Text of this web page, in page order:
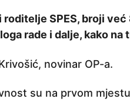
roditelje SPES, broji
rade i dalje, kako
novinar OP-a.
su na prvom